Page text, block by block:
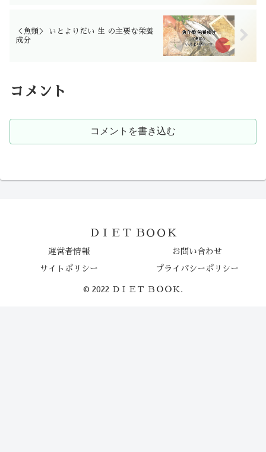
＜魚類＞ いとよりだい 生 の主要な栄養
成分
コメント
コメントを書き込む
ＤＩＥＴ ＢＯＯＫ
運営者情報 お問い合わせ
サイトポリシー プライバシーポリシー
© 2022 ＤＩＥＴ ＢＯＯＫ.